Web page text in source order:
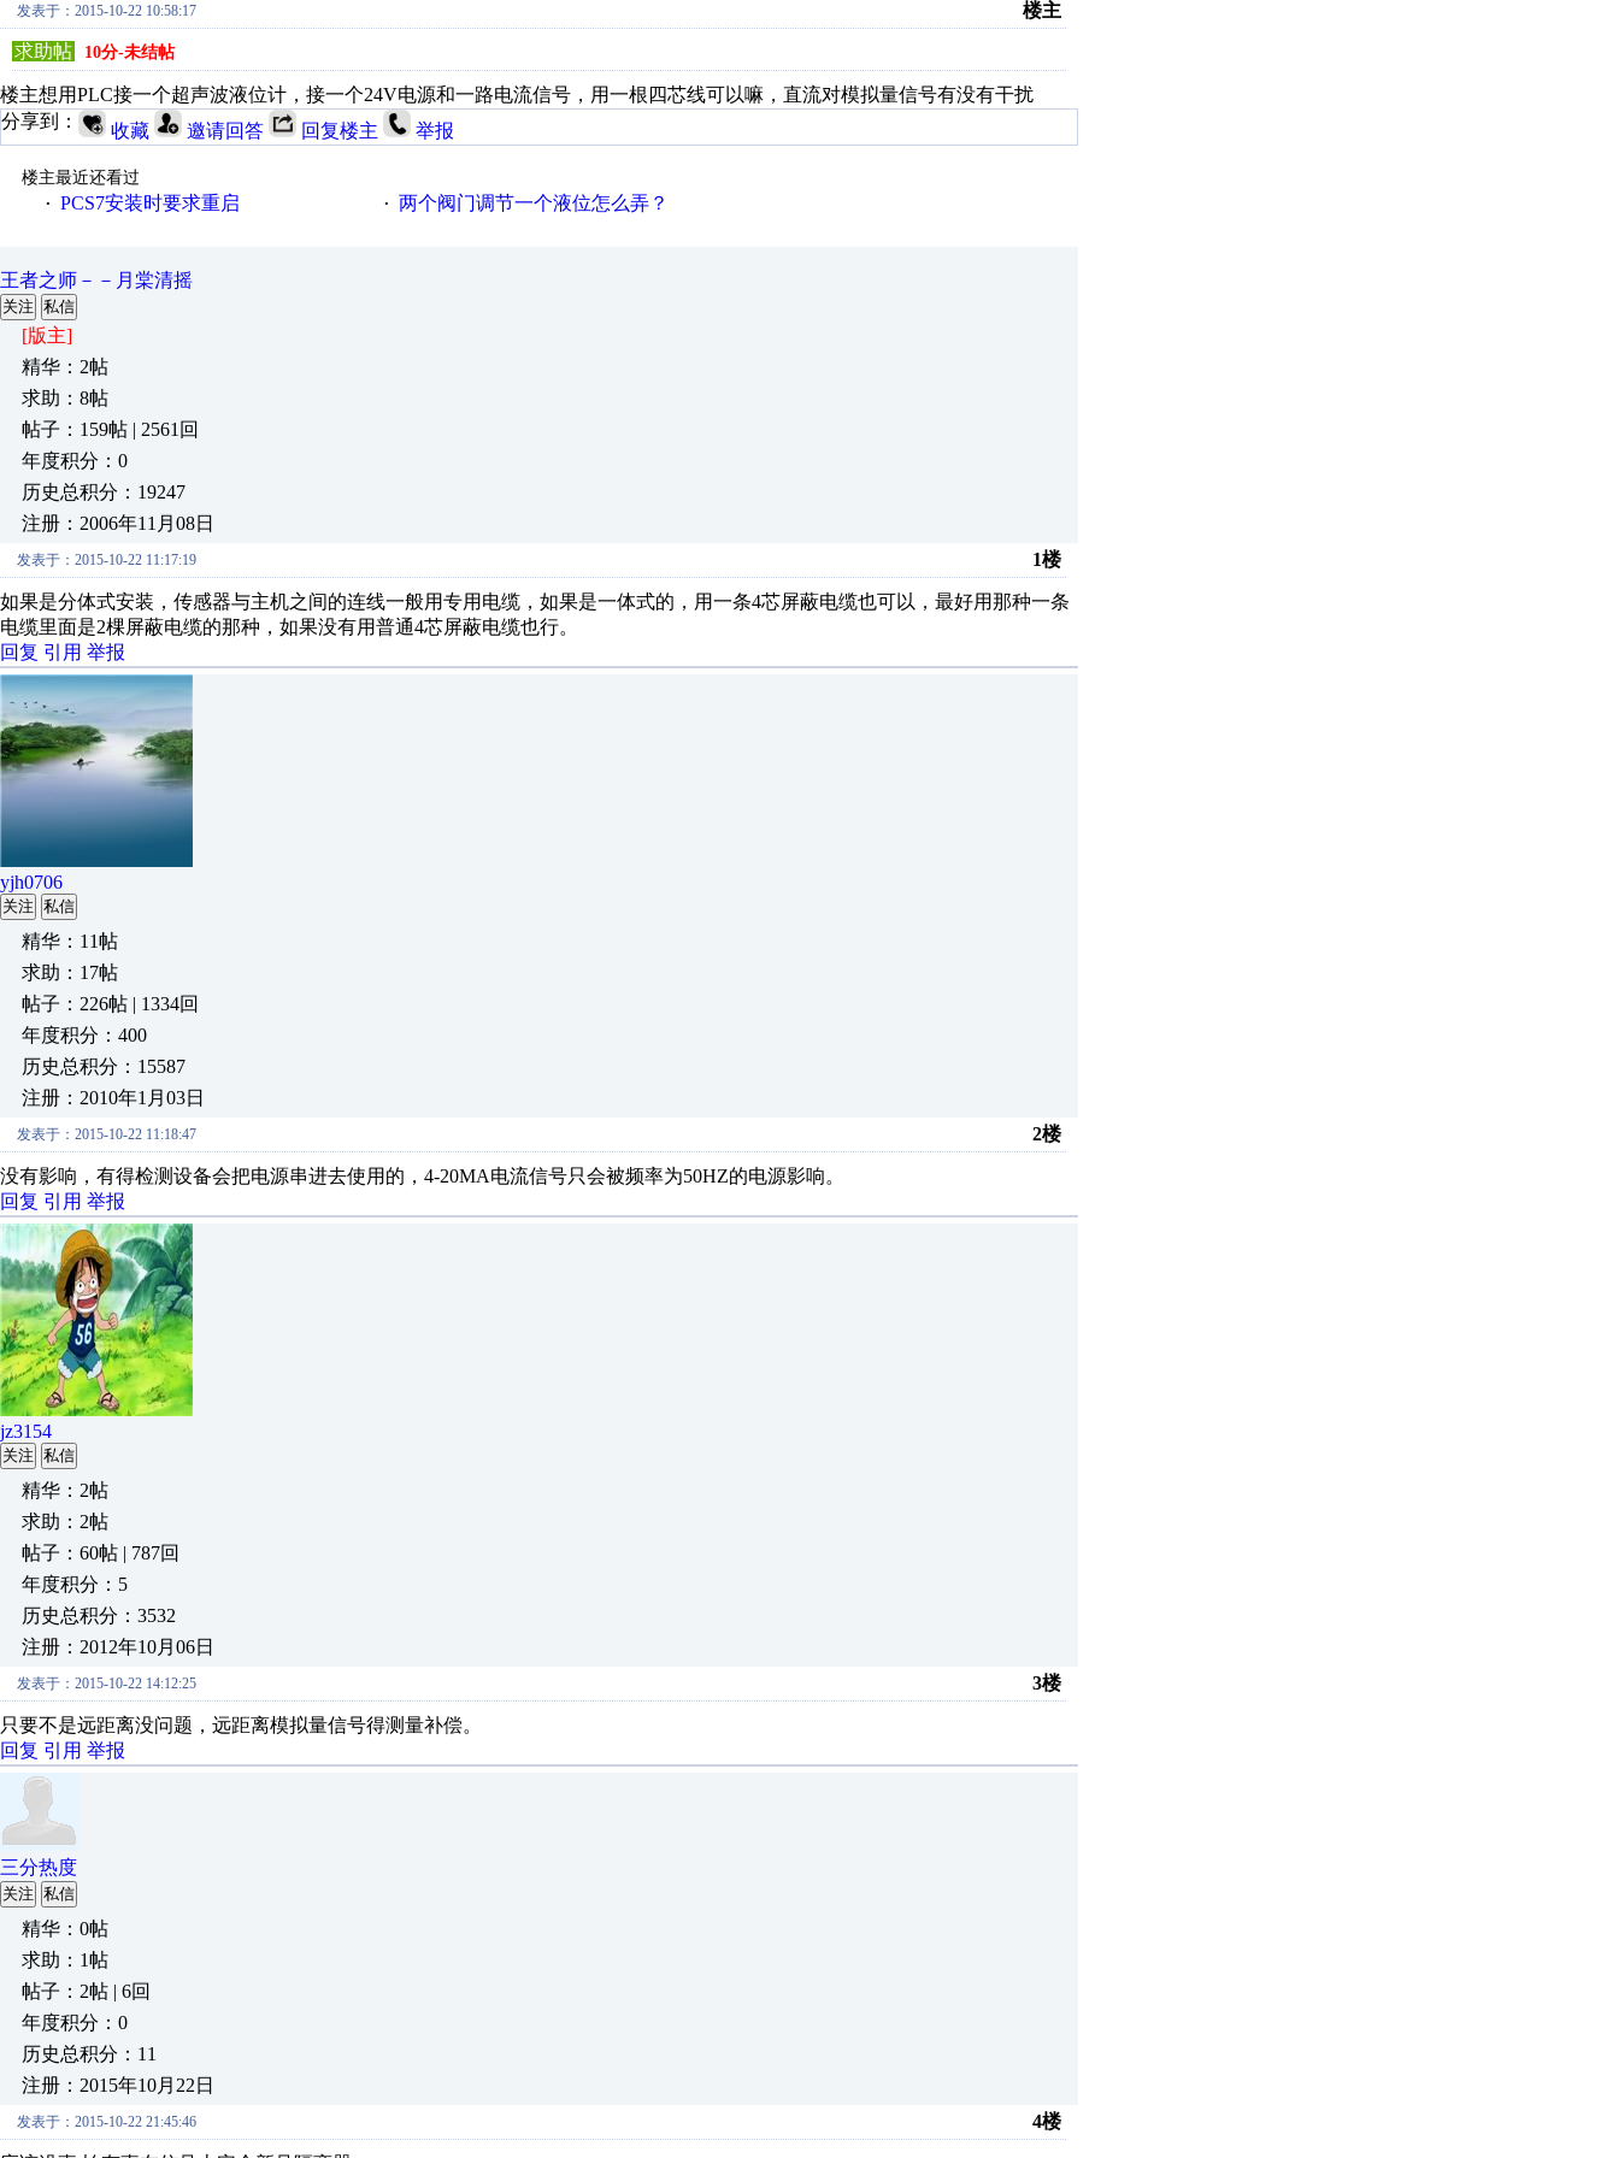
发表于：2015-10-22 10:58:17
楼主
求助帖
10分-未结帖
楼主想用PLC接一个超声波液位计，接一个24V电源和一路电流信号，用一根四芯线可以嘛，直流对模拟量信号有没有干扰
分享到：
收藏 邀请回答 回复楼主 举报
楼主最近还看过
· PCS7安装时要求重启 · 两个阀门调节一个液位怎么弄？
王者之师－－月棠清摇
关注 私信
[版主]
精华：2帖
求助：8帖
帖子：159帖 | 2561回
年度积分：0
历史总积分：19247
注册：2006年11月08日
发表于：2015-10-22 11:17:19 1楼
如果是分体式安装，传感器与主机之间的连线一般用专用电缆，如果是一体式的，用一条4芯屏蔽电缆也可以，最好用那种一条
电缆里面是2棵屏蔽电缆的那种，如果没有用普通4芯屏蔽电缆也行。
回复 引用 举报
yjh0706
关注 私信
精华：11帖
求助：17帖
帖子：226帖 | 1334回
年度积分：400
历史总积分：15587
注册：2010年1月03日
发表于：2015-10-22 11:18:47 2楼
没有影响，有得检测设备会把电源串进去使用的，4-20MA电流信号只会被频率为50HZ的电源影响。
回复 引用 举报
jz3154
关注 私信
精华：2帖
求助：2帖
帖子：60帖 | 787回
年度积分：5
历史总积分：3532
注册：2012年10月06日
发表于：2015-10-22 14:12:25 3楼
只要不是远距离没问题，远距离模拟量信号得测量补偿。
回复 引用 举报
三分热度
关注 私信
精华：0帖
求助：1帖
帖子：2帖 | 6回
年度积分：0
历史总积分：11
注册：2015年10月22日
发表于：2015-10-22 21:45:46 4楼